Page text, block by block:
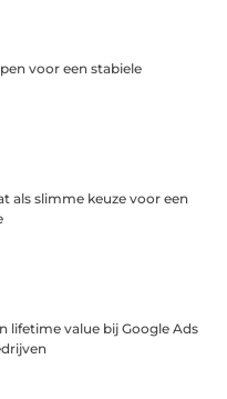
voor een stabiele
als slimme keuze voor een
lifetime value bij Google Ads